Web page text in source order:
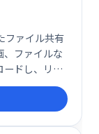
ファイル共有
、ファイルな
ードし、リン
レージサービ
。スムーズ